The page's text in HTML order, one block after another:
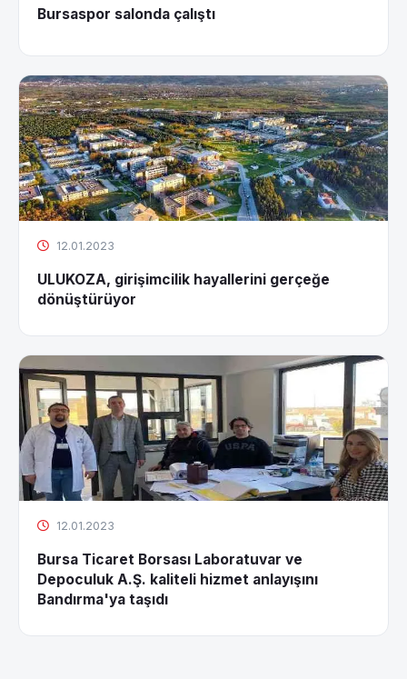
Bursaspor salonda çalıştı
12.01.2023
ULUKOZA, girişimcilik hayallerini gerçeğe
dönüştürüyor
12.01.2023
Bursa Ticaret Borsası Laboratuvar ve
Depoculuk A.Ş. kaliteli hizmet anlayışını
Bandırma'ya taşıdı